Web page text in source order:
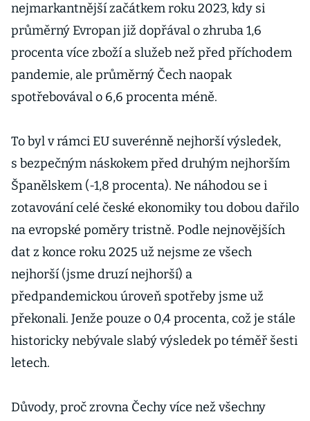
nejmarkantnější začátkem roku 2023, kdy si
průměrný Evropan již dopřával o zhruba 1,6
procenta více zboží a služeb než před příchodem
pandemie, ale průměrný Čech naopak
spotřebovával o 6,6 procenta méně.
To byl v rámci EU suverénně nejhorší výsledek,
s bezpečným náskokem před druhým nejhorším
Španělskem (-1,8 procenta). Ne náhodou se i
zotavování celé české ekonomiky tou dobou dařilo
na evropské poměry tristně. Podle nejnovějších
dat z konce roku 2025 už nejsme ze všech
nejhorší (jsme druzí nejhorší) a
předpandemickou úroveň spotřeby jsme už
překonali. Jenže pouze o 0,4 procenta, což je stále
historicky nebývale slabý výsledek po téměř šesti
letech.
Důvody, proč zrovna Čechy více než všechny